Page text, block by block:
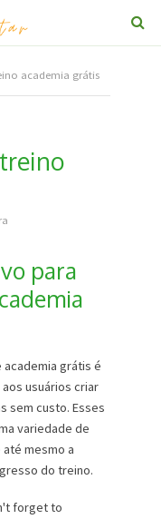
academia grátis
para
grátis é
usuários criar
sem custo. Esses
variedade de
mesmo a
do treino.
forget to